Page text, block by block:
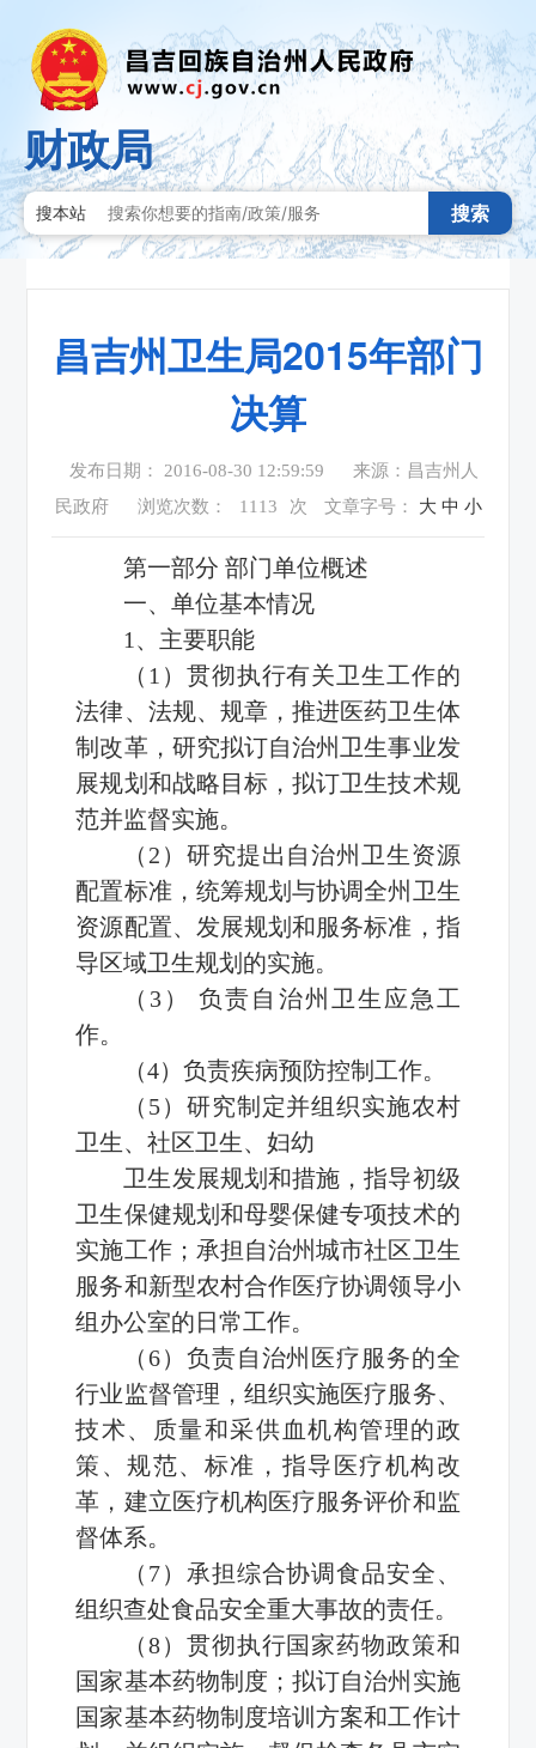
财政局
搜本站 搜索
昌吉州卫生局2015年部门
决算
发布日期： 2016-08-30 12:59:59
来源：昌吉州人
民政府
浏览次数： 1113 次 文章字号： 大 中 小
第一部分 部门单位概述
一、单位基本情况
1、主要职能
（1）贯彻执行有关卫生工作的
法律、法规、规章，推进医药卫生体
制改革，研究拟订自治州卫生事业发
展规划和战略目标，拟订卫生技术规
范并监督实施。
（2）研究提出自治州卫生资源
配置标准，统筹规划与协调全州卫生
资源配置、发展规划和服务标准，指
导区域卫生规划的实施。
（3） 负责自治州卫生应急工
作。
（4）负责疾病预防控制工作。
（5）研究制定并组织实施农村
卫生、社区卫生、妇幼
卫生发展规划和措施，指导初级
卫生保健规划和母婴保健专项技术的
实施工作；承担自治州城市社区卫生
服务和新型农村合作医疗协调领导小
组办公室的日常工作。
（6）负责自治州医疗服务的全
行业监督管理，组织实施医疗服务、
技术、质量和采供血机构管理的政
策、规范、标准，指导医疗机构改
革，建立医疗机构医疗服务评价和监
督体系。
（7）承担综合协调食品安全、
组织查处食品安全重大事故的责任。
（8）贯彻执行国家药物政策和
国家基本药物制度；拟订自治州实施
国家基本药物制度培训方案和工作计